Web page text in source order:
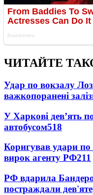
ЧИТАЙТЕ
Удар по вокзалу
важкопоранені
У Харкові дев’ять
автобусом518
Коригував удари
вирок агенту РФ211
РФ вдарила
постраждали